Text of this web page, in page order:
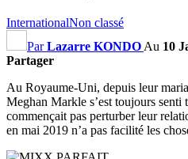
InternationalNon classé
ParLazarre KONDO Au 10
Partager
Au Royaume-Uni, depuis leur
Meghan Markle s’est toujours senti
commençait pas perturber leur
en mai 2019 n’a pas facilité les